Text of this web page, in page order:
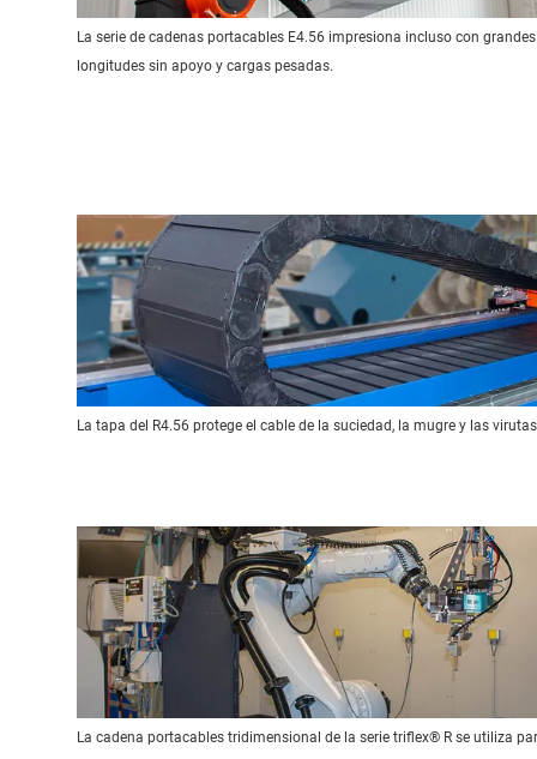
La serie de cadenas portacables E4.56 impresiona incluso con grandes
longitudes sin apoyo y cargas pesadas.
La tapa del R4.56 protege el cable de la suciedad, la mugre y las
La cadena portacables tridimensional de la serie triflex® R se utiliza